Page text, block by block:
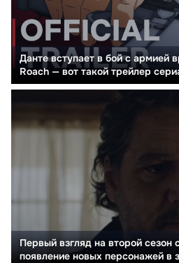
Данте вступает в бой с армией
Roach — вот такой трейлер
Первый взгляд на второй сезон
появление новых персонажей в